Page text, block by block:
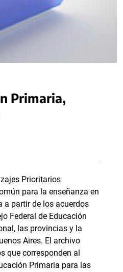
Primaria,
Prioritarios
para la enseñanza en
a partir de los acuerdos
Federal de Educación
las provincias y la
Aires. El archivo
que corresponden al
Primaria para las